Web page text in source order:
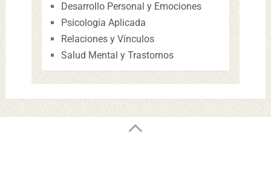
Desarrollo Personal y Emociones
Psicología Aplicada
Relaciones y Vínculos
Salud Mental y Trastornos